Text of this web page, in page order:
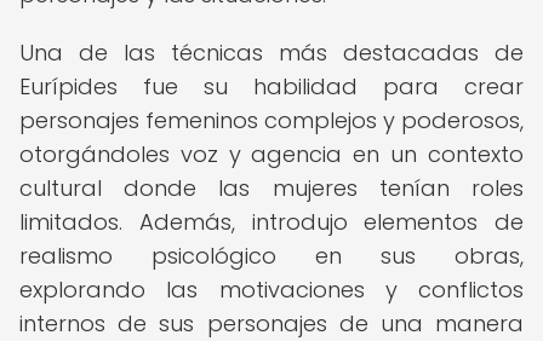
Una de las técnicas más destacadas de
Eurípides fue su habilidad para crear
personajes femeninos complejos y poderosos,
otorgándoles voz y agencia en un contexto
cultural donde las mujeres tenían roles
limitados. Además, introdujo elementos de
realismo psicológico en sus obras,
explorando las motivaciones y conflictos
internos de sus personajes de una manera